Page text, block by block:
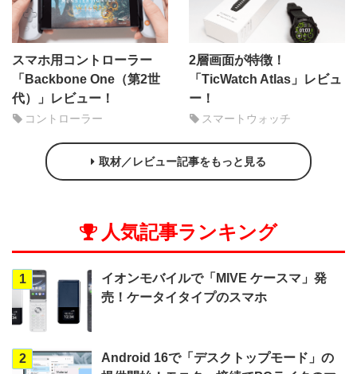
スマホ用コントローラー
「Backbone One（第2世
代）」レビュー！
コントローラー
2層画面が特徴！
「TicWatch Atlas」レビュ
ー！
スマートウォッチ
取材／レビュー記事をもっと見る
人気記事ランキング
1
イオンモバイルで「MIVE ケースマ」発
売！ケータイタイプのスマホ
2
Android 16で「デスクトップモード」の